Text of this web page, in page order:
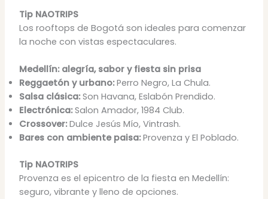
Tip NAOTRIPS
Los rooftops de Bogotá son ideales para comenzar
la noche con vistas espectaculares.
Medellín: alegría, sabor y fiesta sin prisa
Reggaetón y urbano:Perro Negro, La Chula.
Salsa clásica:Son Havana, Eslabón Prendido.
Electrónica:Salon Amador, 1984 Club.
Crossover:Dulce Jesús Mío, Vintrash.
Bares con ambiente paisa:Provenza y El Poblado.
Tip NAOTRIPS
Provenza es el epicentro de la fiesta en Medellín:
seguro, vibrante y lleno de opciones.